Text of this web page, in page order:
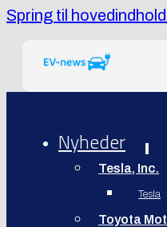
Spring til hovedindhold
Nyheder
Tesla, Inc.
Tesla
Toyota